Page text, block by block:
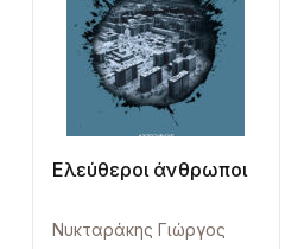
Ελεύθεροι άνθρωποι
Νυκταράκης Γιώργος